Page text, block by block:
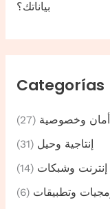
بياناتك؟
Categorías
أمان وخصوصية (27)
إنتاجية وحيل (31)
إنترنت وشبكات (14)
وتطبيقات (6)